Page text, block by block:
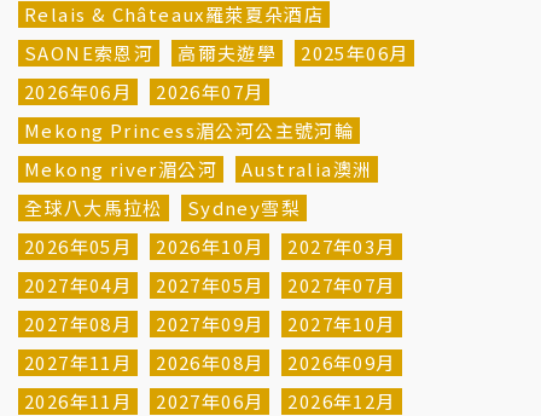
Relais & Châteaux羅萊夏朵酒店
SAONE索恩河
高爾夫遊學
2025年06月
2026年06月
2026年07月
Mekong Princess湄公河公主號河輪
Mekong river湄公河
Australia澳洲
全球八大馬拉松
Sydney雪梨
2026年05月
2026年10月
2027年03月
2027年04月
2027年05月
2027年07月
2027年08月
2027年09月
2027年10月
2027年11月
2026年08月
2026年09月
2026年11月
2027年06月
2026年12月